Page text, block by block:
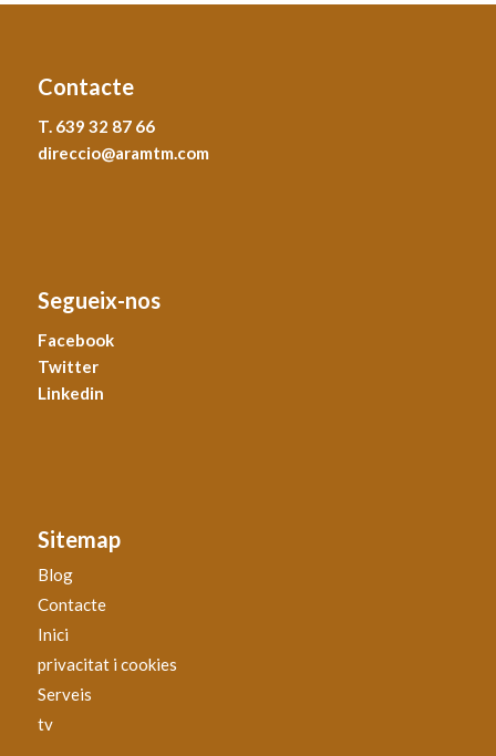
Contacte
T. 639 32 87 66
direccio@aramtm.com
Segueix-nos
Facebook
Twitter
Linkedin
Sitemap
Blog
Contacte
Inici
privacitat i cookies
Serveis
tv